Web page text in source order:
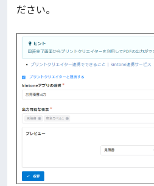
ださい。